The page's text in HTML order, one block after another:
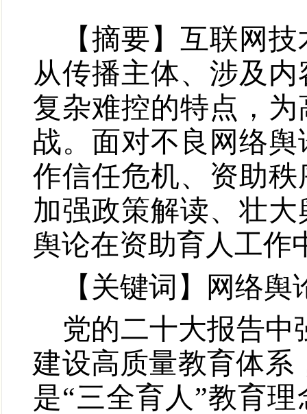
【摘要】互联网
从传播主体、涉及
复杂难控的特点，
战。面对不良网络
作信任危机、资助
加强政策解读、壮
舆论在资助育人工作
【 关键词 】网络舆
党的二十大报告中
建设高质量教育体系
是“三全育人”教育